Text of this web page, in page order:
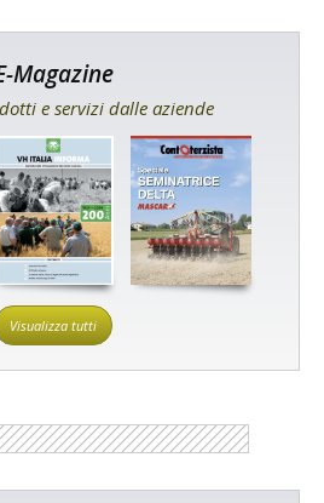
Magazine
e servizi dalle aziende
Visualizza tutti